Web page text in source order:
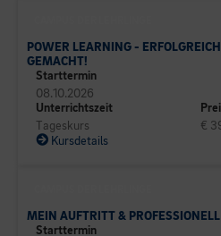
POWER LEARNING -
GEMACHT!
Starttermin
08.10.2026
Unterrichtszeit
Tageskurs
€
Kursdetails
MEIN AUFTRITT &
Starttermin